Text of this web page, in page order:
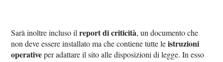
Sarà inoltre incluso ilreport di criticità, un documento che
non deve essere installato ma che contiene tutte leistruzioni
operativeper adattare il sito alle disposizioni di legge. In esso